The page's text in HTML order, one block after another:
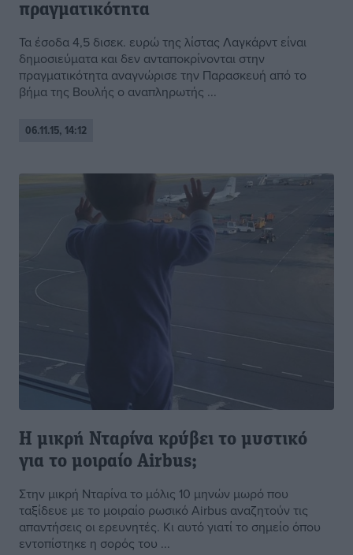
πραγματικότητα
Τα έσοδα 4,5 δισεκ. ευρώ της λίστας Λαγκάρντ είναι
δημοσιεύματα και δεν ανταποκρίνονται στην
πραγματικότητα αναγνώρισε την Παρασκευή από το
βήμα της Βουλής ο αναπληρωτής ...
06.11.15, 14:12
Η μικρή Νταρίνα κρύβει το μυστικό
για το μοιραίο Airbus;
Στην μικρή Νταρίνα το μόλις 10 μηνών μωρό που
ταξίδευε με το μοιραίο ρωσικό Airbus αναζητούν τις
απαντήσεις οι ερευνητές. Κι αυτό γιατί το σημείο όπου
εντοπίστηκε η σορός του ...